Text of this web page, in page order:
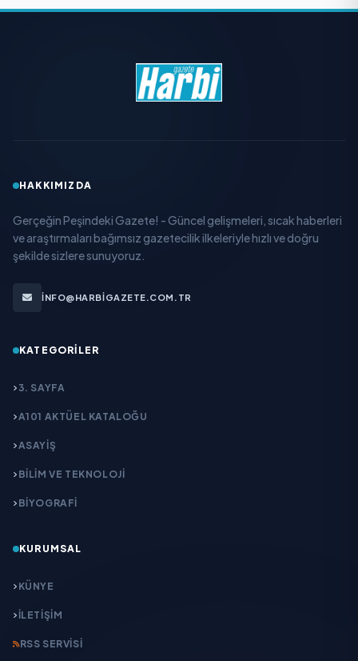
HAKKIMIZDA
Gerçeğin Peşindeki Gazete! - Güncel gelişmeleri, sıcak haberleri
ve araştırmaları bağımsız gazetecilik ilkeleriyle hızlı ve doğru
şekilde sizlere sunuyoruz.
INFO@HARBIGAZETE.COM.TR
KATEGORILER
3. SAYFA
A101 AKTÜEL KATALOĞU
ASAYİŞ
BİLİM VE TEKNOLOJİ
BİYOGRAFİ
KURUMSAL
KÜNYE
İLETIŞIM
RSS SERVISI